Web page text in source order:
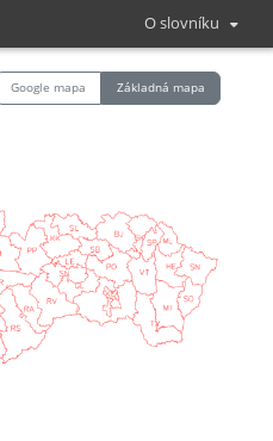
O slovníku
Google mapa Základná mapa